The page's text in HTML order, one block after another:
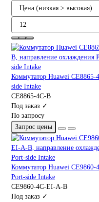
Коммутатор Huawei
side Intake
CE8865-4C-В
Под заказ ✓
По запросу
Запрос цены
Коммутатор Huawei
Port-side Intake
CE9860-4C-EI-А-В
Под заказ ✓